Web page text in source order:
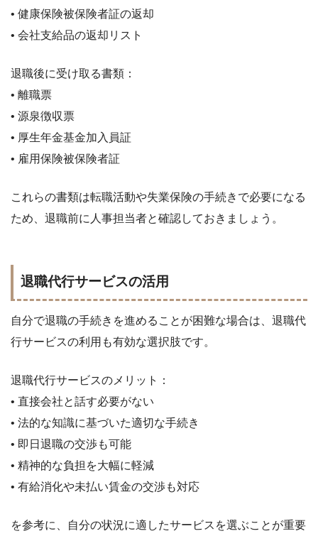
• 健康保険被保険者証の返却
• 会社支給品の返却リスト
退職後に受け取る書類：
• 離職票
• 源泉徴収票
• 厚生年金基金加入員証
• 雇用保険被保険者証
これらの書類は転職活動や失業保険の手続きで必要になる
ため、退職前に人事担当者と確認しておきましょう。
退職代行サービスの活用
自分で退職の手続きを進めることが困難な場合は、退職代
行サービスの利用も有効な選択肢です。
退職代行サービスのメリット：
• 直接会社と話す必要がない
• 法的な知識に基づいた適切な手続き
• 即日退職の交渉も可能
• 精神的な負担を大幅に軽減
• 有給消化や未払い賃金の交渉も対応
を参考に、自分の状況に適したサービスを選ぶことが重要